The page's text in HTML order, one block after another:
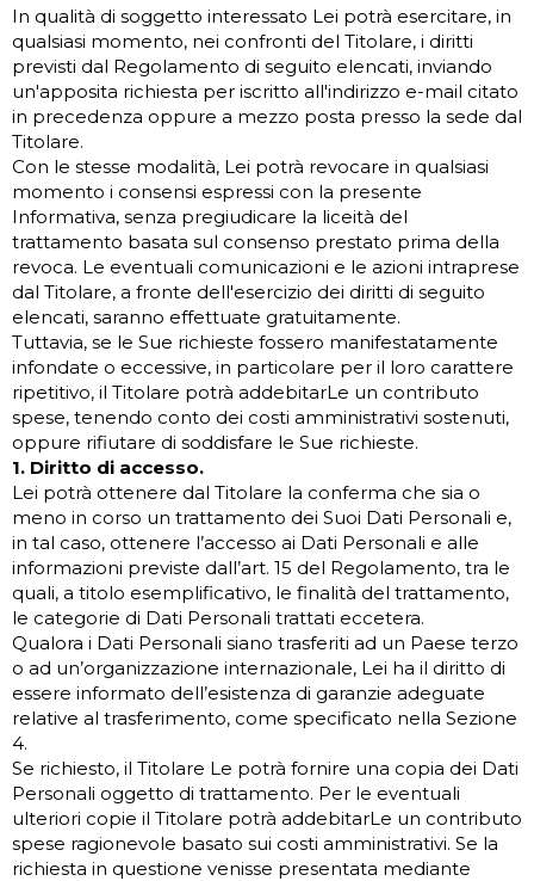
In qualità di soggetto interessato Lei potrà esercitare, in
qualsiasi momento, nei confronti del Titolare, i diritti
previsti dal Regolamento di seguito elencati, inviando
un'apposita richiesta per iscritto all'indirizzo e-mail citato
in precedenza oppure a mezzo posta presso la sede dal
Titolare.
Con le stesse modalità, Lei potrà revocare in qualsiasi
momento i consensi espressi con la presente
Informativa, senza pregiudicare la liceità del
trattamento basata sul consenso prestato prima della
revoca. Le eventuali comunicazioni e le azioni intraprese
dal Titolare, a fronte dell'esercizio dei diritti di seguito
elencati, saranno effettuate gratuitamente.
Tuttavia, se le Sue richieste fossero manifestatamente
infondate o eccessive, in particolare per il loro carattere
ripetitivo, il Titolare potrà addebitarLe un contributo
spese, tenendo conto dei costi amministrativi sostenuti,
oppure rifiutare di soddisfare le Sue richieste.
1. Diritto di accesso.
Lei potrà ottenere dal Titolare la conferma che sia o
meno in corso un trattamento dei Suoi Dati Personali e,
in tal caso, ottenere l’accesso ai Dati Personali e alle
informazioni previste dall’art. 15 del Regolamento, tra le
quali, a titolo esemplificativo, le finalità del trattamento,
le categorie di Dati Personali trattati eccetera.
Qualora i Dati Personali siano trasferiti ad un Paese terzo
o ad un’organizzazione internazionale, Lei ha il diritto di
essere informato dell’esistenza di garanzie adeguate
relative al trasferimento, come specificato nella Sezione
4.
Se richiesto, il Titolare Le potrà fornire una copia dei Dati
Personali oggetto di trattamento. Per le eventuali
ulteriori copie il Titolare potrà addebitarLe un contributo
spese ragionevole basato sui costi amministrativi. Se la
richiesta in questione venisse presentata mediante